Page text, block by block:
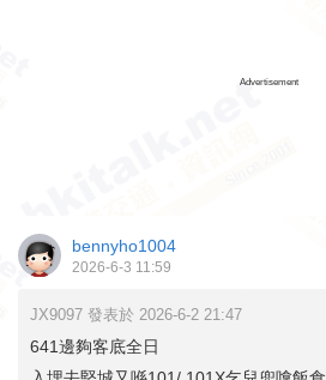
Advertisement
bennyho1004
2026-6-3 11:59
JX9097 發表於 2026-6-2 21:47
641邊夠客底全日